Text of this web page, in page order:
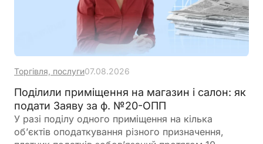
Торгівля, послуги07.08.2026
Поділили приміщення на магазин і салон: як
подати Заяву за ф. №20-ОПП
У разі поділу одного приміщення на кілька
об’єктів оподаткування різного призначення,